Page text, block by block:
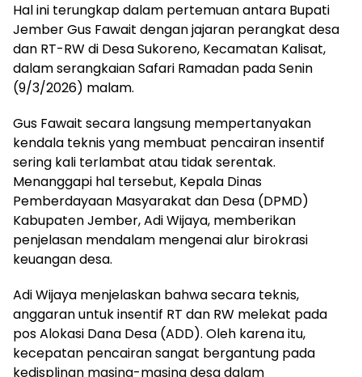
Hal ini terungkap dalam pertemuan antara Bupati
Jember Gus Fawait dengan jajaran perangkat desa
dan RT-RW di Desa Sukoreno, Kecamatan Kalisat,
dalam serangkaian Safari Ramadan pada Senin
(9/3/2026) malam.
Gus Fawait secara langsung mempertanyakan
kendala teknis yang membuat pencairan insentif
sering kali terlambat atau tidak serentak.
Menanggapi hal tersebut, Kepala Dinas
Pemberdayaan Masyarakat dan Desa (DPMD)
Kabupaten Jember, Adi Wijaya, memberikan
penjelasan mendalam mengenai alur birokrasi
keuangan desa.
Adi Wijaya menjelaskan bahwa secara teknis,
anggaran untuk insentif RT dan RW melekat pada
pos Alokasi Dana Desa (ADD). Oleh karena itu,
kecepatan pencairan sangat bergantung pada
kedisplinan masing-masing desa dalam